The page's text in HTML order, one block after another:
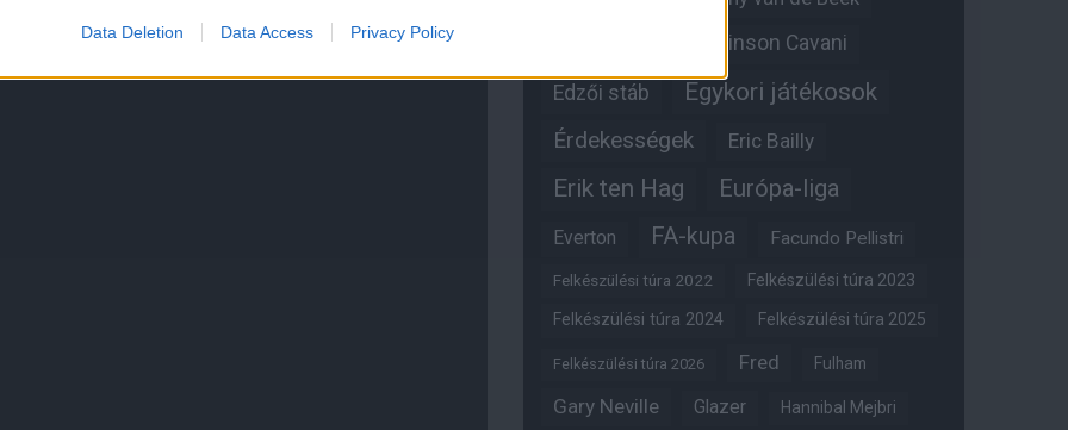
Data Deletion Data Access Privacy Policy Edinson Cavani
Edzői stáb Egykori játékosok
Érdekességek Eric Bailly
Erik ten Hag Európa-liga
Everton FA-kupa Facundo Pellistri
Felkészülési túra 2022 Felkészülési túra 2023
Felkészülési túra 2024 Felkészülési túra 2025
Felkészülési túra 2026 Fred Fulham
Gary Neville Glazer Hannibal Mejbri